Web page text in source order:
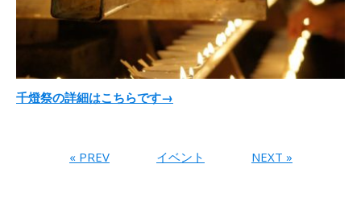
千燈祭の詳細はこちらです→
« PREV イベント NEXT »